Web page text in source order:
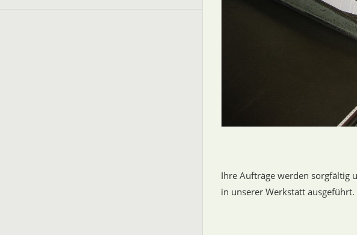
Ihre Aufträge werden sorgfältig
in unserer Werkstatt ausgeführt.